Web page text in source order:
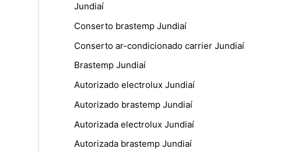
Jundiaí
Conserto brastemp Jundiaí
Conserto ar-condicionado carrier Jundiaí
Brastemp Jundiaí
Autorizado electrolux Jundiaí
Autorizado brastemp Jundiaí
Autorizada electrolux Jundiaí
Autorizada brastemp Jundiaí